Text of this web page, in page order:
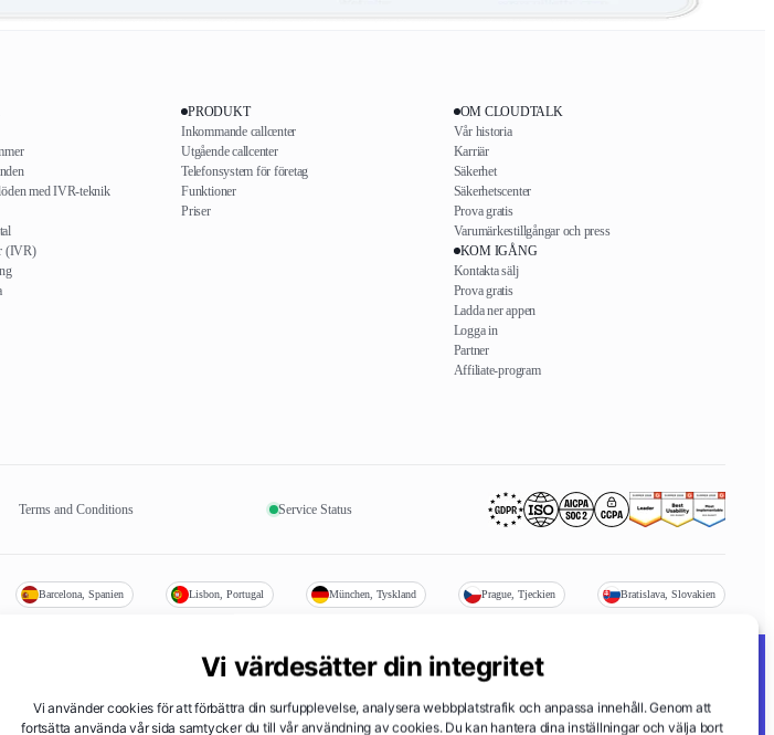
med IVR-teknik
(IVR)
PRODUKT
Inkommande callcenter
Utgående callcenter
Telefonsystem för företag
Funktioner
Priser
OM CLOUDTALK
Vår historia
Karriär
Säkerhet
Säkerhetscenter
Prova gratis
Varumärkestillgångar och press
KOM IGÅNG
Kontakta sälj
Prova gratis
Ladda ner appen
Logga in
Partner
Affiliate-program
Terms and Conditions Service Status
Barcelona, Spanien Lisbon, Portugal München, Tyskland Prague, Tjeckien Bratislava, Slovakien
Cookie preferences / Do not sell or share my personal data
Vi värdesätter din integritet
Vi använder cookies för att förbättra din surfupplevelse, analysera webbplatstrafik och anpassa innehåll. Genom att
fortsätta använda vår sida samtycker du till vår användning av cookies. Du kan hantera dina inställningar och välja bort